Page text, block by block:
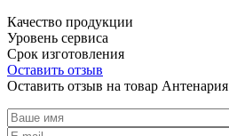
Качество продукции
Уровень сервиса
Срок изготовления
Оставить отзыв
Оставить отзыв на товар Антенария